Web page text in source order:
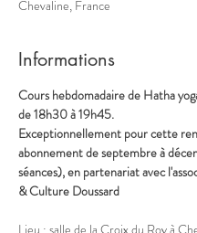
Chevaline, France
Informations
Cours hebdomadaire de Hatha
de 18h30 à 19h45.
Exceptionnellement pour cette
abonnement de septembre à
séances), en partenariat avec
& Culture Doussard
Lieu : salle de la Croix du Roy à